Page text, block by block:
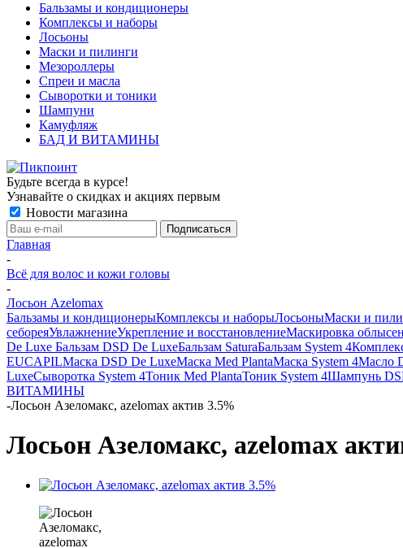
Бальзамы и кондиционеры
Комплексы и наборы
Лосьоны
Маски и пилинги
Мезороллеры
Спреи и масла
Сыворотки и тоники
Шампуни
Камуфляж
БАД И ВИТАМИНЫ
Будьте всегда в курсе!
Узнавайте о скидках и акциях первым
Новости магазина
Главная
-
Всё для волос и кожи головы
-
Лосьон Azelomax
Бальзамы и кондиционерыКомплексы и наборыЛосьоныМаски и
себореяУвлажнениеУкрепление и восстановлениеМаскировка
De Luxe Бальзам DSD De LuxeБальзам SaturaБальзам System 4
EUCAPILМаска DSD De LuxeМаска Med PlantaМаска System 4Масло
LuxeСыворотка System 4Тоник Med PlantaТоник System 4Шампунь
ВИТАМИНЫ
-Лосьон Азеломакс, azelomax актив 3.5%
Лосьон Азеломакс, azelomax